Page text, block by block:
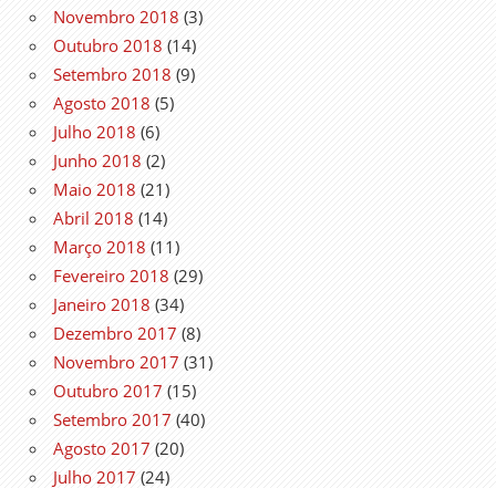
Novembro 2018 (3)
Outubro 2018 (14)
Setembro 2018 (9)
Agosto 2018 (5)
Julho 2018 (6)
Junho 2018 (2)
Maio 2018 (21)
Abril 2018 (14)
Março 2018 (11)
Fevereiro 2018 (29)
Janeiro 2018 (34)
Dezembro 2017 (8)
Novembro 2017 (31)
Outubro 2017 (15)
Setembro 2017 (40)
Agosto 2017 (20)
Julho 2017 (24)